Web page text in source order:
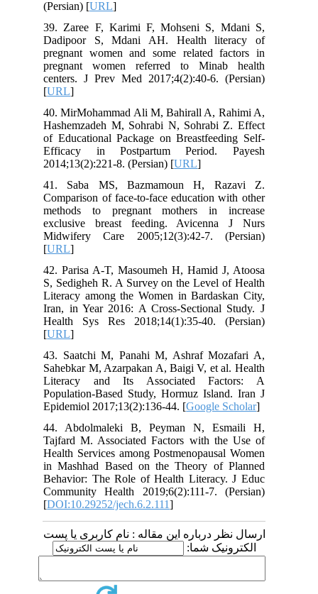
(Persian) [URL
39. Zaree F, Karimi F, Mohseni S, Mdani S,
Dadipoor S, Mdani AH. Health literacy of
pregnant women and some related factors in
pregnant women referred to Minab health
centers. J Prev Med 2017;4(2):40-6. (Persian)
[URL
40. MirMohammad Ali M, Bahirall A, Rahimi A,
Hashemzadeh M, Sohrabi N, Sohrabi Z. Effect
of Educational Package on Breastfeeding Self-
Efficacy in Postpartum Period. Payesh
2014;13(2):221-8. (Persian) [URL
41. Saba MS, Bazmamoun H, Razavi Z.
Comparison of face-to-face education with other
methods to pregnant mothers in increase
exclusive breast feeding. Avicenna J Nurs
Midwifery Care 2005;12(3):42-7. (Persian)
[URL
42. Parisa A-T, Masoumeh H, Hamid J, Atoosa
S, Sedigheh R. A Survey on the Level of Health
Literacy among the Women in Bardaskan City,
Iran, in Year 2016: A Cross-Sectional Study. J
Health Sys Res 2018;14(1):35-40. (Persian)
[URL
43. Saatchi M, Panahi M, Ashraf Mozafari A,
Sahebkar M, Azarpakan A, Baigi V, et al. Health
Literacy and Its Associated Factors: A
Population-Based Study, Hormuz Island. Iran J
Epidemiol 2017;13(2):136-44. [Google Scholar
44. Abdolmaleki B, Peyman N, Esmaili H,
Tajfard M. Associated Factors with the Use of
Health Services among Postmenopausal Women
in Mashhad Based on the Theory of Planned
Behavior: The Role of Health Literacy. J Educ
Community Health 2019;6(2):111-7. (Persian)
[DOI:10.29252/jech.6.2.111
ارسال نظر درباره این مقاله : نام کاربری یا پست
الکترونیک شما: